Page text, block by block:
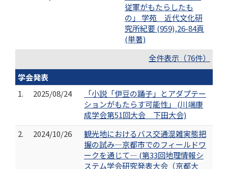
従軍がもたらしたも
の」 学苑 近代文化研
究所紀要 (959),26-84頁
(単著)
全件表示（76件）
学会発表
1.
2025/08/24
「小説「伊豆の踊子」とアダプテー
ションがもたらす可能性」 (川端康
成学会第51回大会 下田大会)
2.
2024/10/26
観光地におけるバス交通混雑実態把
握の試み―京都市でのフィールドワ
ークを通じて― (第33回地理情報シ
ステム学会研究発表大会（京都大